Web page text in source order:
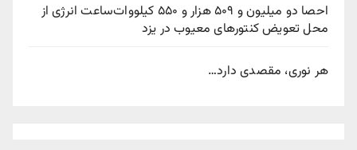
احصا دو میلیون و ۵۰۹ هزار و ۵۵۰ کیلووات‌ساعت انرژی از
محل تعویض کنتورهای معیوب در یزد
هر نوری، مقصدی دارد…